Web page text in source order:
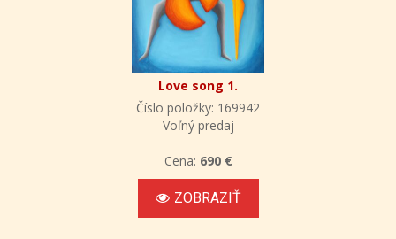
Love song 1.
Číslo položky: 169942
Voľný predaj
Cena: 690 €
ZOBRAZIŤ